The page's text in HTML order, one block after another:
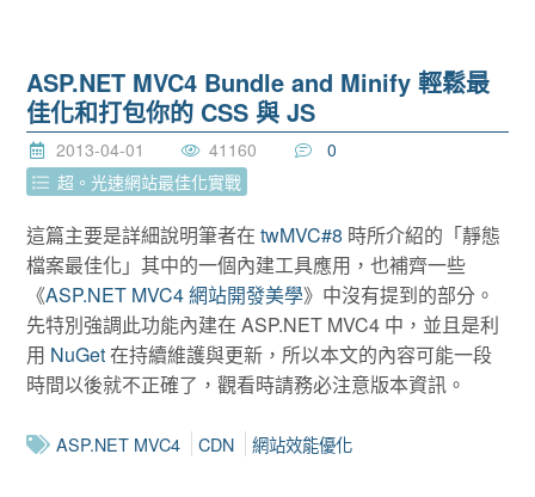
ASP.NET MVC4 Bundle and Minify 輕鬆最
佳化和打包你的 CSS 與 JS
2013-04-01 41160
0
超。光速網站最佳化實戰
這篇主要是詳細說明筆者在twMVC#8 時所介紹的「靜態
檔案最佳化」其中的一個內建工具應用，也補齊一些
《ASP.NET MVC4 網站開發美學》中沒有提到的部分。
先特別強調此功能內建在 ASP.NET MVC4 中，並且是利
用 NuGet在持續維護與更新，所以本文的內容可能一段
時間以後就不正確了，觀看時請務必注意版本資訊。
ASP.NET MVC4 CDN 網站效能優化